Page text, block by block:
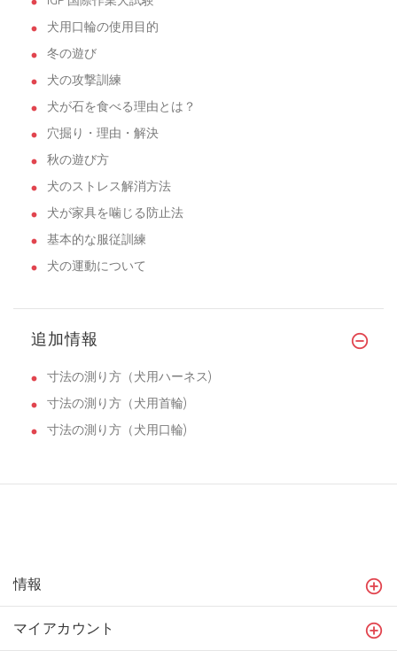
犬用口輪の使用目的
冬の遊び
犬の攻撃訓練
犬が石を食べる理由とは？
穴掘り・理由・解決
秋の遊び方
犬のストレス解消方法
犬が家具を噛じる防止法
基本的な服従訓練
犬の運動について
追加情報
寸法の測り方（犬用ハーネス)
寸法の測り方（犬用首輪)
寸法の測り方（犬用口輪)
情報
マイアカウント